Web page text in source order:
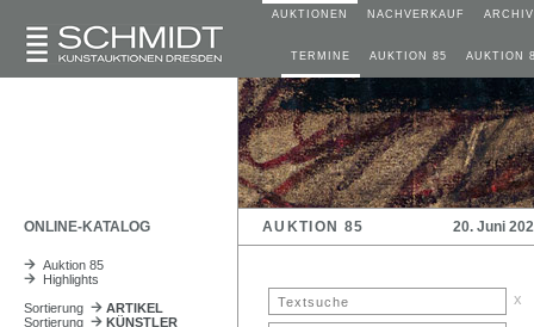
AUKTIONEN NACHVERKAUF ARCHIV
TERMINE AUKTION 85 AUKTION
ONLINE-KATALOG AUKTION 85 20. Juni
Auktion 85
Highlights
Sortierung
ARTIKEL
Sortierung
KÜNSTLER
x